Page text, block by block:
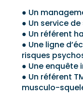
● Un
● Un service
● Un référent
● Une ligne
risques
● Une enquête
● Un référent
musculo-